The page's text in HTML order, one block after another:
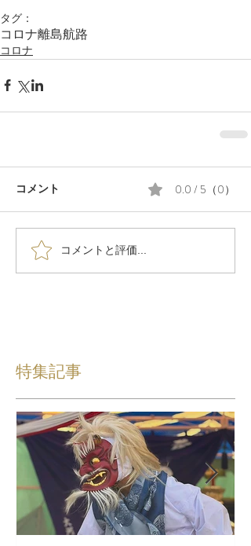
タグ：
コロナ離島航路
コロナ
コメント 0.0 / 5（0）
コメントと評価...
特集記事